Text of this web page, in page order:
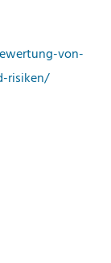
von-
risiken/